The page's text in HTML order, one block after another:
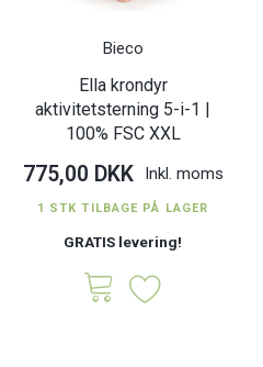
Bieco
Ella krondyr
aktivitetsterning 5-i-1 |
100% FSC XXL
775,00 DKK Inkl. moms
1 STK TILBAGE PÅ LAGER
GRATIS levering!